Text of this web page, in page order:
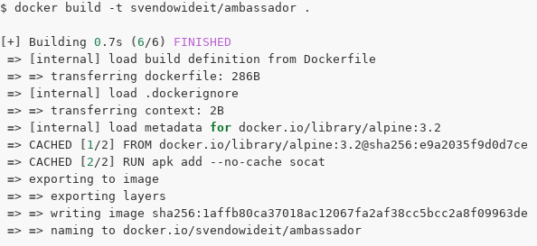
$ docker build -t svendowideit/ambassador .
+] Building 0 .7s (6/6 )
FINISHED
=> internal load build definition from Dockerfile
=> => transferring dockerfile: 286B
=> internal load .dockerignore
=> => transferring context: 2B
=> internal load metadata for docker.io/library/alpine:3.2
=> CACHED 1/2 FROM docker.io/library/alpine:3.2@sha256:e9a2035f9d0d7ce
=> CACHED 2/2 RUN apk add --no-cache socat
=> exporting to image
=> => exporting layers
=> => writing image sha256:1affb80ca37018ac12067fa2af38cc5bcc2a8f09963de
=> => naming to docker.io/svendowideit/ambassador